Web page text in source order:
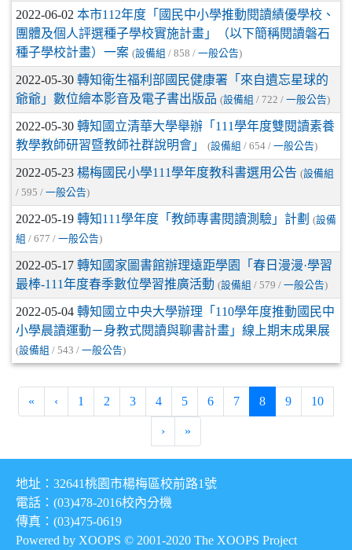
2022-06-02 本市112年度「國民中小學推動閱讀績優學校、
團體及個人評選種子學校實施計畫」（以下簡稱閱讀磐石
種子學校計畫）一案 (設備組 / 858 / 一般公告)
2022-05-30 轉知衛生福利部國民健康署「來自遺忘星球的
爺爺」數位繪本影音及電子書出版品 (設備組 / 722 / 一般公告)
2022-05-30 轉知國立清華大學舉辦「111學年度雙閱讀素養
教學教師研習暨教師社群說明會」
(設備組 / 654 / 一般公告)
2022-05-23 楊梅國民小學111學年度教科書選用公告 (設備組
/ 595 / 一般公告)
2022-05-19 轉知111學年度「教師專書閱讀測驗」計劃 (設備
組 / 677 / 一般公告)
2022-05-17 轉知國家圖書館辦理遠距學園「春日漫漫·學習
最棒-111年度春季數位學習推廣活動 (設備組 / 579 / 一般公告)
2022-05-04 轉知國立中央大學辦理「110學年度推動國民中
小學晨讀運動－身教式閱讀與聊書計畫」線上期末成果展
(設備組 / 543 / 一般公告)
« 第一頁
‹ 上一頁
1 2 3 4 5 6 7 8(目前頁次)
9 10
›下一頁
»最後頁
地址：32641桃園市楊梅區校前路1號
電話：(03)478-2016校內分機
傳真：(03)475-0619
Powered by XOOPS © 2001-2020 The XOOPS Project